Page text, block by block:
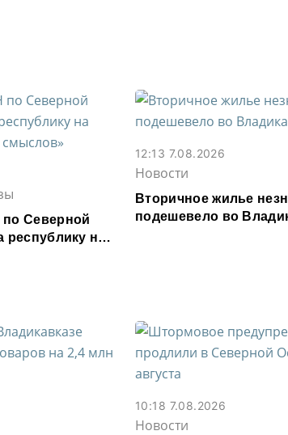
Северной
республику на
12:13 7.08.2026
Новости
Вторичное жилье
подешевело во
10:18 7.08.2026
Новости